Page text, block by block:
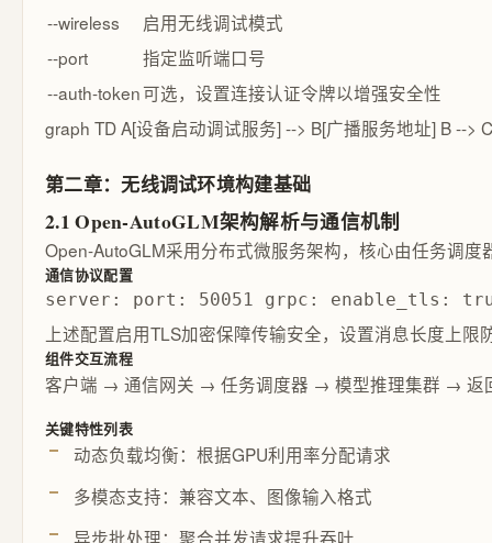
--wireless
启用无线调试模式
--port
指定监听端口号
--auth-token可选，设置连接认证令牌以增强安全性
graph TD A[设备启动调试服务] --> B[广播服务地址] B -->
第二章：无线调试环境构建基础
2.1 Open-AutoGLM架构解析与通信机制
Open-AutoGLM采用分布式微服务架构，核心由任务调
通信协议配置
server: port: 50051 grpc: enable_tls: true
上述配置启用TLS加密保障传输安全，设置消息长度上
组件交互流程
客户端 → 通信网关 → 任务调度器 → 模型推理集群 → 返
关键特性列表
动态负载均衡：根据GPU利用率分配请求
多模态支持：兼容文本、图像输入格式
异步批处理：聚合并发请求提升吞吐